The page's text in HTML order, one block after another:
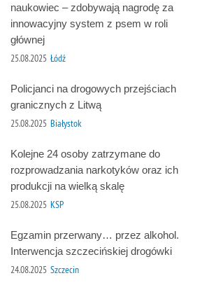
naukowiec – zdobywają nagrodę za
innowacyjny system z psem w roli
głównej
25.08.2025 Łódź
Policjanci na drogowych przejściach
granicznych z Litwą
25.08.2025 Białystok
Kolejne 24 osoby zatrzymane do
rozprowadzania narkotyków oraz ich
produkcji na wielką skalę
25.08.2025 KSP
Egzamin przerwany… przez alkohol.
Interwencja szczecińskiej drogówki
24.08.2025 Szczecin